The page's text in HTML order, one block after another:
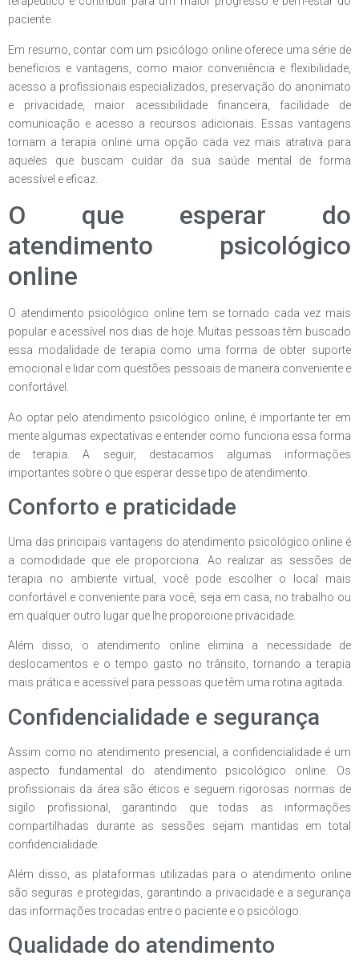
paciente.
Em resumo, contar com um psicólogo online oferece uma série de
benefícios e vantagens, como maior conveniência e flexibilidade,
acesso a profissionais especializados, preservação do anonimato
e privacidade, maior acessibilidade financeira, facilidade de
comunicação e acesso a recursos adicionais. Essas vantagens
tornam a terapia online uma opção cada vez mais atrativa para
aqueles que buscam cuidar da sua saúde mental de forma
acessível e eficaz.
O que esperar do
atendimento psicológico
online
O atendimento psicológico online tem se tornado cada vez mais
popular e acessível nos dias de hoje. Muitas pessoas têm buscado
essa modalidade de terapia como uma forma de obter suporte
emocional e lidar com questões pessoais de maneira conveniente e
confortável.
Ao optar pelo atendimento psicológico online, é importante ter em
mente algumas expectativas e entender como funciona essa forma
de terapia. A seguir, destacamos algumas informações
importantes sobre o que esperar desse tipo de atendimento.
Conforto e praticidade
Uma das principais vantagens do atendimento psicológico online é
a comodidade que ele proporciona. Ao realizar as sessões de
terapia no ambiente virtual, você pode escolher o local mais
confortável e conveniente para você, seja em casa, no trabalho ou
em qualquer outro lugar que lhe proporcione privacidade.
Além disso, o atendimento online elimina a necessidade de
deslocamentos e o tempo gasto no trânsito, tornando a terapia
mais prática e acessível para pessoas que têm uma rotina agitada.
Confidencialidade e segurança
Assim como no atendimento presencial, a confidencialidade é um
aspecto fundamental do atendimento psicológico online. Os
profissionais da área são éticos e seguem rigorosas normas de
sigilo profissional, garantindo que todas as informações
compartilhadas durante as sessões sejam mantidas em total
confidencialidade.
Além disso, as plataformas utilizadas para o atendimento online
são seguras e protegidas, garantindo a privacidade e a segurança
das informações trocadas entre o paciente e o psicólogo.
Qualidade do atendimento